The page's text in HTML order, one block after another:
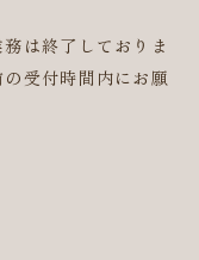
は終了しておりま
受付時間内にお願